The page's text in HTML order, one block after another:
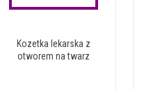
Kozetka lekarska z
otworem na twarz